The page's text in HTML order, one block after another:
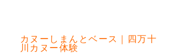
カヌーしまんとベース｜四万十
川カヌー体験